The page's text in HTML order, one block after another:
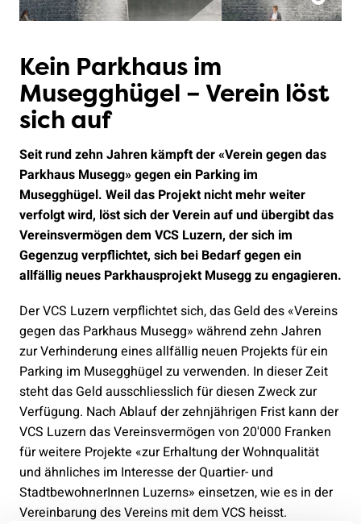
Kein Parkhaus im
Musegghügel – Verein löst
sich auf
Seit rund zehn Jahren kämpft der «Verein gegen das
Parkhaus Musegg» gegen ein Parking im
Musegghügel. Weil das Projekt nicht mehr weiter
verfolgt wird, löst sich der Verein auf und übergibt das
Vereinsvermögen dem VCS Luzern, der sich im
Gegenzug verpflichtet, sich bei Bedarf gegen ein
allfällig neues Parkhausprojekt Musegg zu engagieren.
Der VCS Luzern verpflichtet sich, das Geld des «Vereins
gegen das Parkhaus Musegg» während zehn Jahren
zur Verhinderung eines allfällig neuen Projekts für ein
Parking im Musegghügel zu verwenden. In dieser Zeit
steht das Geld ausschliesslich für diesen Zweck zur
Verfügung. Nach Ablauf der zehnjährigen Frist kann der
VCS Luzern das Vereinsvermögen von 20'000 Franken
für weitere Projekte «zur Erhaltung der Wohnqualität
und ähnliches im Interesse der Quartier- und
StadtbewohnerInnen Luzerns» einsetzen, wie es in der
Vereinbarung des Vereins mit dem VCS heisst.